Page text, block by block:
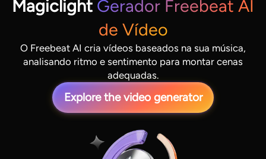
Magiclight Gerador Freebeat AI
de Vídeo
O Freebeat AI cria vídeos baseados na sua música,
analisando ritmo e sentimento para montar cenas
adequadas.
Explore the video generator